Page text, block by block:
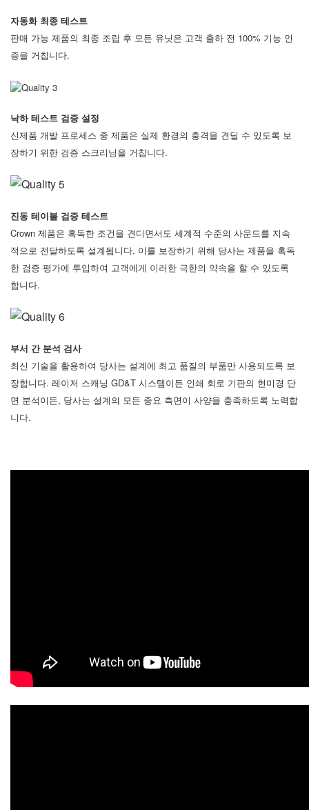
자동화 최종 테스트
판매 가능 제품의 최종 조립 후 모든 유닛은 고객 출하 전 100% 기능 인
증을 거칩니다.
낙하 테스트 검증 설정
신제품 개발 프로세스 중 제품은 실제 환경의 충격을 견딜 수 있도록 보
장하기 위한 검증 스크리닝을 거칩니다.
진동 테이블 검증 테스트
Crown 제품은 혹독한 조건을 견디면서도 세계적 수준의 사운드를 지속
적으로 전달하도록 설계됩니다. 이를 보장하기 위해 당사는 제품을 혹독
한 검증 평가에 투입하여 고객에게 이러한 극한의 약속을 할 수 있도록
합니다.
부서 간 분석 검사
최신 기술을 활용하여 당사는 설계에 최고 품질의 부품만 사용되도록 보
장합니다. 레이저 스캐닝 GD&T 시스템이든 인쇄 회로 기판의 현미경 단
면 분석이든, 당사는 설계의 모든 중요 측면이 사양을 충족하도록 노력합
니다.